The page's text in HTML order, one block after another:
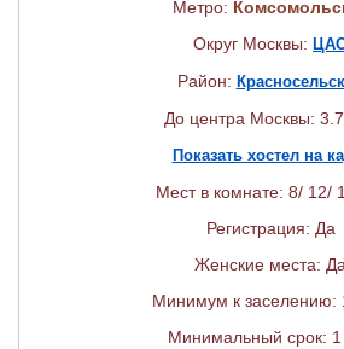
Метро:
Округ Москвы:
Район:
До центра Москвы:
Показать хостел на
Мест в комнате: 8/ 12/
Регистрация: Да
Женские места: Да
Минимум к заселению:
Минимальный срок: 1